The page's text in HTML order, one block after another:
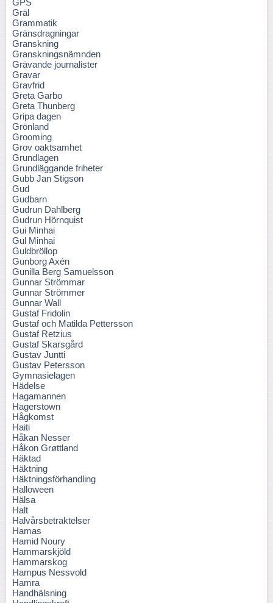
GPS
Gräl
Grammatik
Gränsdragningar
Granskning
Granskningsnämnden
Grävande journalister
Gravar
Gravfrid
Greta Garbo
Greta Thunberg
Gripa dagen
Grönland
Grooming
Grov oaktsamhet
Grundlagen
Grundläggande friheter
Gubb Jan Stigson
Gud
Gudbarn
Gudrun Dahlberg
Gudrun Hörnquist
Gui Minhai
Gul Minhai
Guldbröllop
Gunborg Axén
Gunilla Berg Samuelsson
Gunnar Strömmar
Gunnar Strömmer
Gunnar Wall
Gustaf Fridolin
Gustaf och Matilda Pettersson
Gustaf Retzius
Gustaf Skarsgård
Gustav Juntti
Gustav Petersson
Gymnasielagen
Hädelse
Hagamannen
Hagerstown
Hågkomst
Haiti
Håkan Nesser
Håkon Grøttland
Häktad
Häktning
Häktningsförhandling
Halloween
Hälsa
Halt
Halvårsbetraktelser
Hamas
Hamid Noury
Hammarskjöld
Hammarskog
Hampus Nessvold
Hamra
Handhälsning